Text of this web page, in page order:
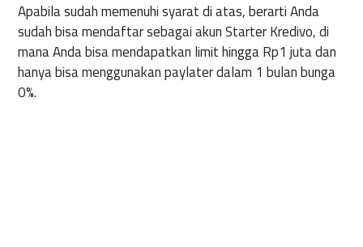
Apabila sudah memenuhi syarat di atas, berarti Anda
sudah bisa mendaftar sebagai akun Starter Kredivo, di
mana Anda bisa mendapatkan limit hingga Rp1 juta dan
hanya bisa menggunakan paylater dalam 1 bulan bunga
0%.